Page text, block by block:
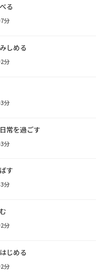
る
分
しめる
分
分
常を過ごす
分
す
分
分
じめる
分